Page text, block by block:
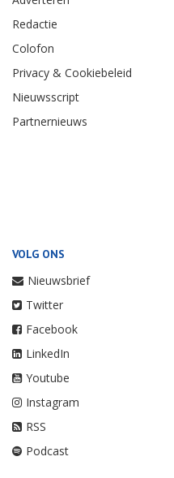
Redactie
Colofon
Privacy & Cookiebeleid
Nieuwsscript
Partnernieuws
VOLG ONS
Nieuwsbrief
Twitter
Facebook
LinkedIn
Youtube
Instagram
RSS
Podcast